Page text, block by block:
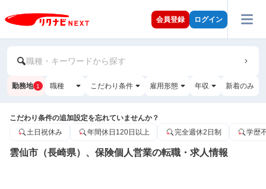
会員登録 ログイン
職種・キーワードから探す
勤務地 1 職種 こだわり条件 雇用形態 年収 新着のみ
こだわり条件の追加設定を忘れていませんか？
土日祝休み
年間休日120日以上 完全週休2日制 学歴
雲仙市（長崎県）、保険個人営業の転職・求人情報